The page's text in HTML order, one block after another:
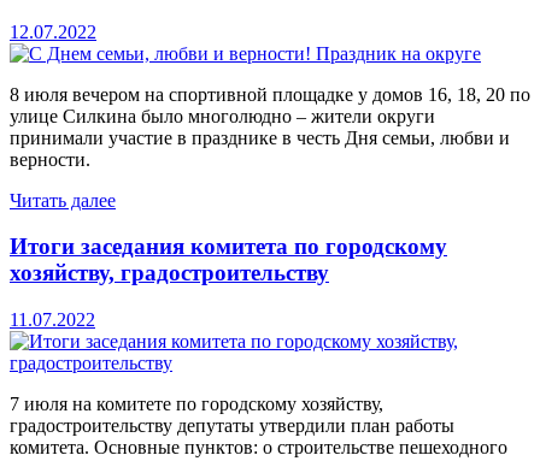
12.07.2022
8 июля вечером на спортивной площадке у домов 16, 18, 20 по
улице Силкина было многолюдно – жители округи
принимали участие в празднике в честь Дня семьи, любви и
верности.
Читать далее
Итоги заседания комитета по городскому
хозяйству, градостроительству
11.07.2022
7 июля на комитете по городскому хозяйству,
градостроительству депутаты утвердили план работы
комитета. Основные пунктов: о строительстве пешеходного